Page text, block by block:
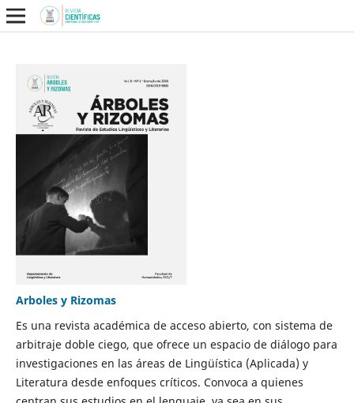
Arboles y Rizomas
Es una revista académica de acceso abierto, con sistema de
arbitraje doble ciego, que ofrece un espacio de diálogo para
investigaciones en las áreas de Lingüística (Aplicada) y
Literatura desde enfoques críticos. Convoca a quienes